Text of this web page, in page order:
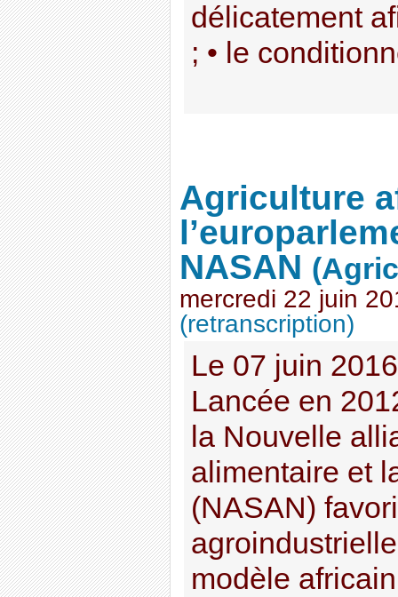
délicatement
; • le
Agriculture
NASAN
mercredi 22 juin
(retranscription)
Le 07 juin
Lancée en
la Nouvelle
alimentaire et
(NASAN)
modèle